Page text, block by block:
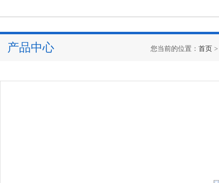
产品中心 您当前的位置： 首页